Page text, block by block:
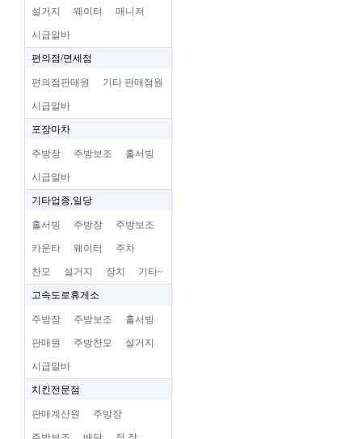
설거지 웨이터 매니저
시급알바
편의점/면세점
편의점판매원 기타 판매점원
시급알바
포장마차
주방장 주방보조 홀서빙
시급알바
기타업종,일당
홀서빙 주방장 주방보조
카운타 웨이터 주차
찬모 설거지 장치 기타~
고속도로휴게소
주방장 주방보조 홀서빙
판매원 주방찬모 설거지
시급알바
치킨전문점
판매계산원 주방장